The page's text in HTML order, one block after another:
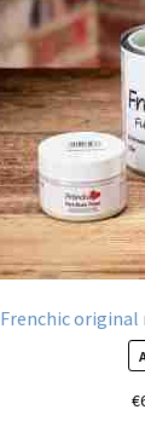
Frenchic original
€